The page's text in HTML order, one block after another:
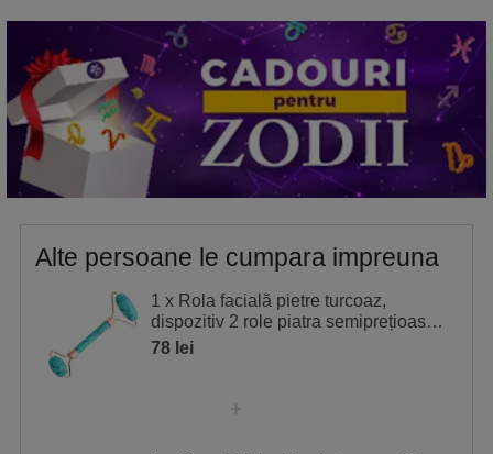
sau de activare în acele zone, sau poartă amuleta
potrivită, consultând tabelul de mai jos pentru ghidare.
Stea
Semnificație
2
Boala
5
Alte persoane le cumpara impreuna
1 x Rola facială pietre turcoaz,
dispozitiv 2 role piatra semiprețioasă
pentru elasticitate piele
78 lei